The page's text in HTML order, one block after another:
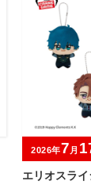
エリオスラ
2026年7 月